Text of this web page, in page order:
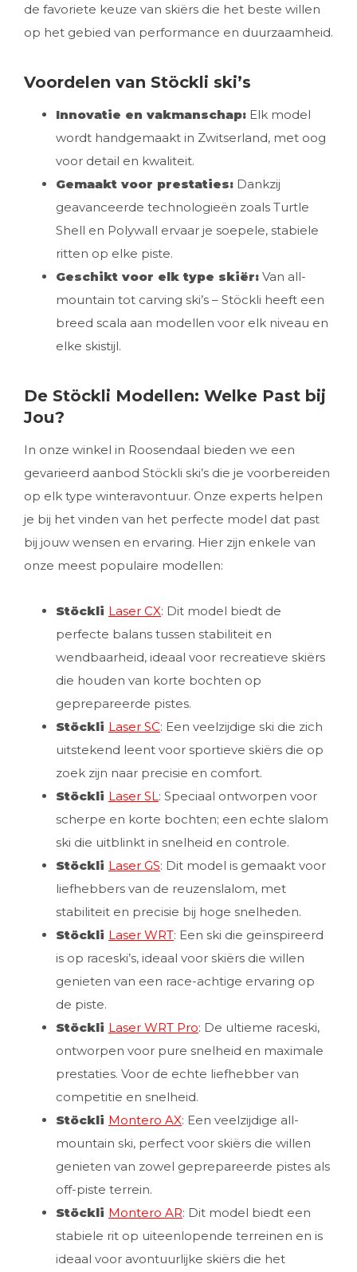
de favoriete keuze van skiërs die het beste willen
op het gebied van performance en duurzaamheid.
Voordelen van Stöckli ski’s
Innovatie en vakmanschap: Elk model
wordt handgemaakt in Zwitserland, met oog
voor detail en kwaliteit.
Gemaakt voor prestaties: Dankzij
geavanceerde technologieën zoals Turtle
Shell en Polywall ervaar je soepele, stabiele
ritten op elke piste.
Geschikt voor elk type skiër: Van all-
mountain tot carving ski’s – Stöckli heeft een
breed scala aan modellen voor elk niveau en
elke skistijl.
De Stöckli Modellen: Welke Past bij
Jou?
In onze winkel in Roosendaal bieden we een
gevarieerd aanbod Stöckli ski’s die je voorbereiden
op elk type winteravontuur. Onze experts helpen
je bij het vinden van het perfecte model dat past
bij jouw wensen en ervaring. Hier zijn enkele van
onze meest populaire modellen:
Stöckli Laser CX: Dit model biedt de
perfecte balans tussen stabiliteit en
wendbaarheid, ideaal voor recreatieve skiërs
die houden van korte bochten op
geprepareerde pistes.
Stöckli Laser SC: Een veelzijdige ski die zich
uitstekend leent voor sportieve skiërs die op
zoek zijn naar precisie en comfort.
Stöckli Laser SL: Speciaal ontworpen voor
scherpe en korte bochten; een echte slalom
ski die uitblinkt in snelheid en controle.
Stöckli Laser GS: Dit model is gemaakt voor
liefhebbers van de reuzenslalom, met
stabiliteit en precisie bij hoge snelheden.
Stöckli Laser WRT: Een ski die geïnspireerd
is op raceski’s, ideaal voor skiërs die willen
genieten van een race-achtige ervaring op
de piste.
Stöckli Laser WRT Pro: De ultieme raceski,
ontworpen voor pure snelheid en maximale
prestaties. Voor de echte liefhebber van
competitie en snelheid.
Stöckli Montero AX: Een veelzijdige all-
mountain ski, perfect voor skiërs die willen
genieten van zowel geprepareerde pistes als
off-piste terrein.
Stöckli Montero AR: Dit model biedt een
stabiele rit op uiteenlopende terreinen en is
ideaal voor avontuurlijke skiërs die het